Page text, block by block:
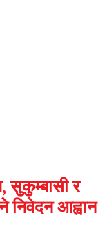
सुकुम्बासी र
निवेदन आह्वान